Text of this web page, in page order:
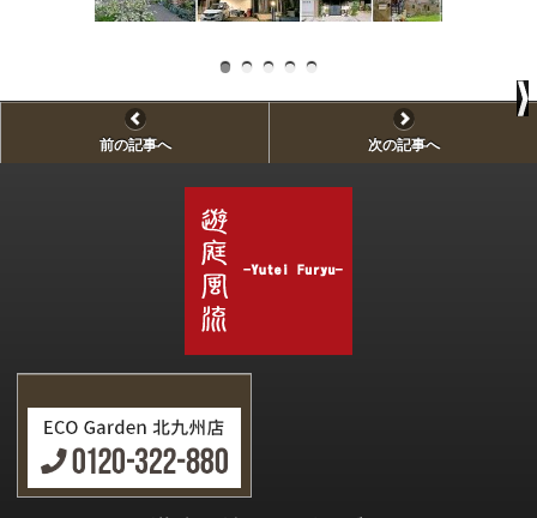
前の記事へ 次の記事へ